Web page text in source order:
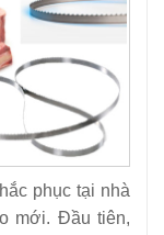
phục tại nhà
mới. Đầu tiên,